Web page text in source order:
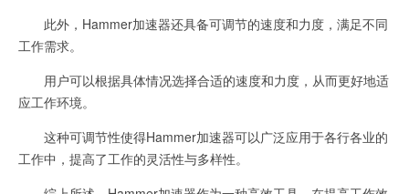
此外，Hammer加速器还具备可调节的速度和力度，满足不同
工作需求。
用户可以根据具体情况选择合适的速度和力度，从而更好地适
应工作环境。
这种可调节性使得Hammer加速器可以广泛应用于各行各业的
工作中，提高了工作的灵活性与多样性。